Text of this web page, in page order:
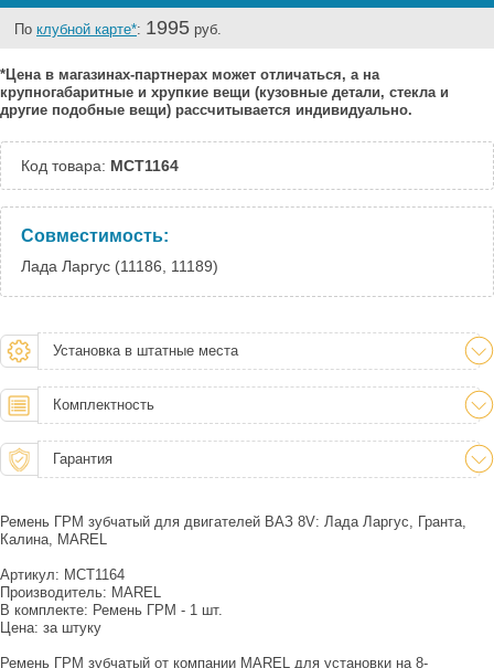
По клубной карте*: 1995 руб.
*Цена в магазинах-партнерах может отличаться, а на
крупногабаритные и хрупкие вещи (кузовные детали, стекла и
другие подобные вещи) рассчитывается индивидуально.
Код товара: MCT1164
Совместимость:
Лада Ларгус (11186, 11189)
Установка в штатные места
Комплектность
Гарантия
Ремень ГРМ зубчатый для двигателей ВАЗ 8V: Лада Ларгус, Гранта,
Калина, MAREL
Артикул: MCT1164
Производитель: MAREL
В комплекте: Ремень ГРМ - 1 шт.
Цена: за штуку
Ремень ГРМ зубчатый от компании MAREL для установки на 8-